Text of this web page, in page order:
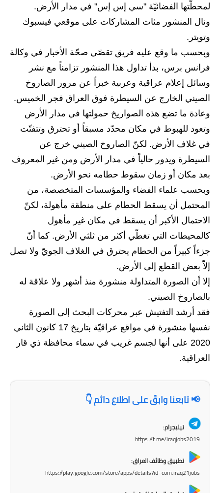
المرحلة الاعدادية
اسئلة وزارية
المرحلة الابتدائية
المرحلة المتوسطة
المرحلة الاعدادية
مرشحات
المرحلة الابتدائية
المرحلة المتوسطة
المرحلة الاعدادية
كتب مدرسية
المرحلة الابتدائية
المرحلة المتوسطة
المرحلة الاعدادية
المرحلة الابتدائية
المرحلة المتوسطة
دروس
لمحطّتها الفضائيّة "سي إس إس" في مدار الأرض.
ونال المنشور مئات المشاركات على موقعي فيسبوك
وتويتر.
وبحسب ما وقع عليه فريق تقصّي صحّة الأخبار في وكالة
فرانس برس، بدأ تداول هذا المنشور تزامناً مع نشر
وسائل إعلام عراقية وعربية خبراً عن مرور الصاروخ
الصيني الخارج عن السيطرة فوق العراق فجر الخميس.
وعادة ما تضع هذه الصواريخ حمولتها في مدار الأرض
وتعود للهبوط في مكان محدّد مسبقاً أو تحترق وتتفتّت
في غلاف الأرض. لكنّ الصاروخ الصيني خرج عن
السيطرة ويدور حالياً في مدار الأرض ومن غير المعروف
بعد مكان أو زمان سقوط حطامه نحو الأرض.
وبحسب علماء الفضاء والمؤسسات المتخصصة، من
المحتمل أن يسقط الحطام على منطقة مأهولة، لكنّ
الاحتمال الأكبر أن يسقط في مكان غير مأهول
كالمحيطات التي تغطّي أكثر من ثلثي الأرض. كما أنّ
جزءاً كبيراً من الحطام يحترق في الغلاف الجويّ ولا تصل
إلاّ بعض القطع إلى الأرض.
إلا أن الصورة المتداولة منشورة منذ أشهر ولا علاقة له
بالصاروخ الصيني.
فقد أرشد التفتيش عبر محركات البحث إلى الصورة
نفسها منشورة في مواقع عراقيّة بتاريخ 17 كانون الثاني
2020 على أنها لجسم غريب في سماء محافظة ذي قار
العراقية.
📢 تابعنا وابقَ على اطلاع دائم 👇
تيليجرام:
https://t.me/iraqjobs2019
تطبيق وظائف العراق:
https://play.google.com/store/apps/details?id=com.iraq21jobs